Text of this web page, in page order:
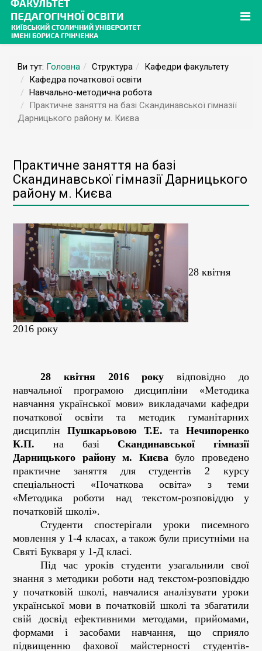
Ви тут: Головна Структура
Кафедри факультету
Кафедра початкової освіти
Навчально-методична робота
Практичне заняття на базі Скандинавської гімназії
Дарницького району м. Києва
Практичне заняття на базі
Скандинавської гімназії Дарницького
району м. Києва
28 квітня
2016 року
28 квітня 2016 року відповідно до
навчальної програмою дисципліни «Методика
навчання української мови» викладачами кафедри
початкової освіти та методик гуманітарних
дисциплін Пушкарьовою Т.Е. та Нечипоренко
К.П. на базіСкандинавської
гімназії
Дарницького району м. Києвабуло проведено
практичне заняття для студентів 2 курсу
спеціальності «Початкова освіта» з теми
«Методика роботи над текстом-розповіддю у
початковій школі».
Студенти спостерігали уроки писемного
мовлення у 1-4 класах, а також були присутніми на
Святі Букваря у 1-Д класі.
Під час уроків студенти узагальнили свої
знання з методики роботи над текстом-розповіддю
у початковій школі, навчалися аналізувати уроки
української мови в початковій школі та збагатили
свій досвід ефективними методами, прийомами,
формами і засобами навчання, що сприяло
підвищенню фахової майстерності студентів-